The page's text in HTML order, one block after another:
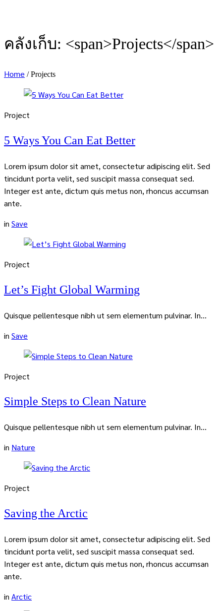
คลังเก็บ: <span>Projects</span>
Home /Projects
Project
5 Ways You Can Eat Better
Lorem ipsum dolor sit amet, consectetur adipiscing elit. Sed
tincidunt porta velit, sed suscipit massa consequat sed.
Integer est ante, dictum quis metus non, rhoncus accumsan
ante.
in Save
Project
Let’s Fight Global Warming
Quisque pellentesque nibh ut sem elementum pulvinar. In...
in Save
Project
Simple Steps to Clean Nature
Quisque pellentesque nibh ut sem elementum pulvinar. In...
in Nature
Project
Saving the Arctic
Lorem ipsum dolor sit amet, consectetur adipiscing elit. Sed
tincidunt porta velit, sed suscipit massa consequat sed.
Integer est ante, dictum quis metus non, rhoncus accumsan
ante.
in Arctic